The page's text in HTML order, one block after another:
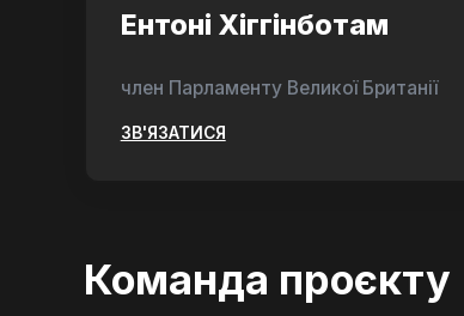
Ентоні Хіггінботам
член Парламенту Великої Британії
ЗВ'ЯЗАТИСЯ
Команда проєкту